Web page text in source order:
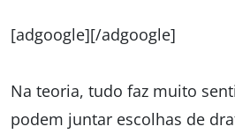
[adgoogle][/adgoogle]
Na teoria, tudo faz muito
podem juntar escolhas de